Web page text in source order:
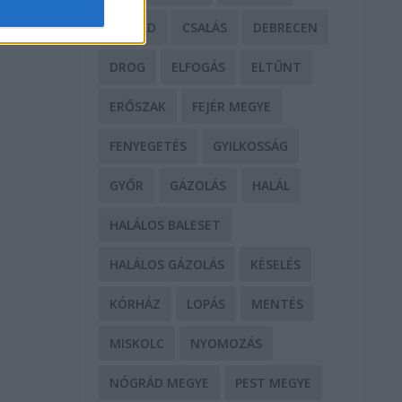
CSALÁD CSALÁS DEBRECEN
DROG ELFOGÁS ELTŰNT
ERŐSZAK FEJÉR MEGYE
FENYEGETÉS GYILKOSSÁG
GYŐR GÁZOLÁS HALÁL
HALÁLOS BALESET
HALÁLOS GÁZOLÁS KÉSELÉS
KÓRHÁZ LOPÁS MENTÉS
MISKOLC NYOMOZÁS
NÓGRÁD MEGYE PEST MEGYE